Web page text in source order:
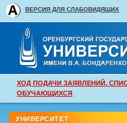
ВЕРСИЯ ДЛЯ СЛАБОВИДЯЩИХ
ХОД ПОДАЧИ ЗАЯВЛЕНИЙ,
ОБУЧАЮЩИХСЯ
УНИВЕРСИТЕТ